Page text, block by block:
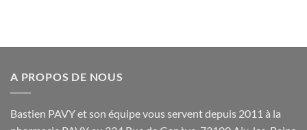
A PROPOS DE NOUS
Bastien PAVY et son équipe vous servent depuis 2011 à la